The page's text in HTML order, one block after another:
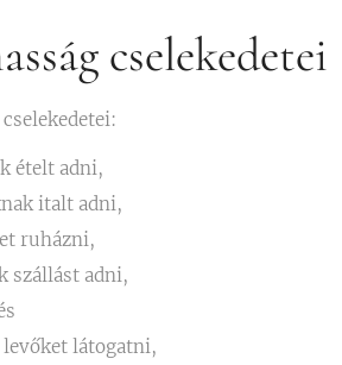
cselekedetei
ételt adni,
italt adni,
ruházni,
szállást adni,
levőket látogatni,